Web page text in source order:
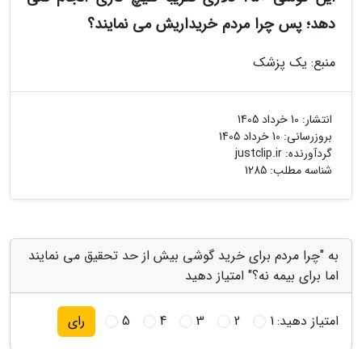
دهد؛ پس چرا مردم خریداریش می نمایند؟
منبع: یک پزشک
انتشار: 10 خرداد 1405
بروزرسانی: 10 خرداد 1405
گردآورنده: justclip.ir
شناسه مطلب: 1285
به "چرا مردم برای خرید گوشی بیش از حد تحقیق می نمایند
اما برای بیمه نه؟" امتیاز دهید
امتیاز دهید:1
2
3
4
5 رای